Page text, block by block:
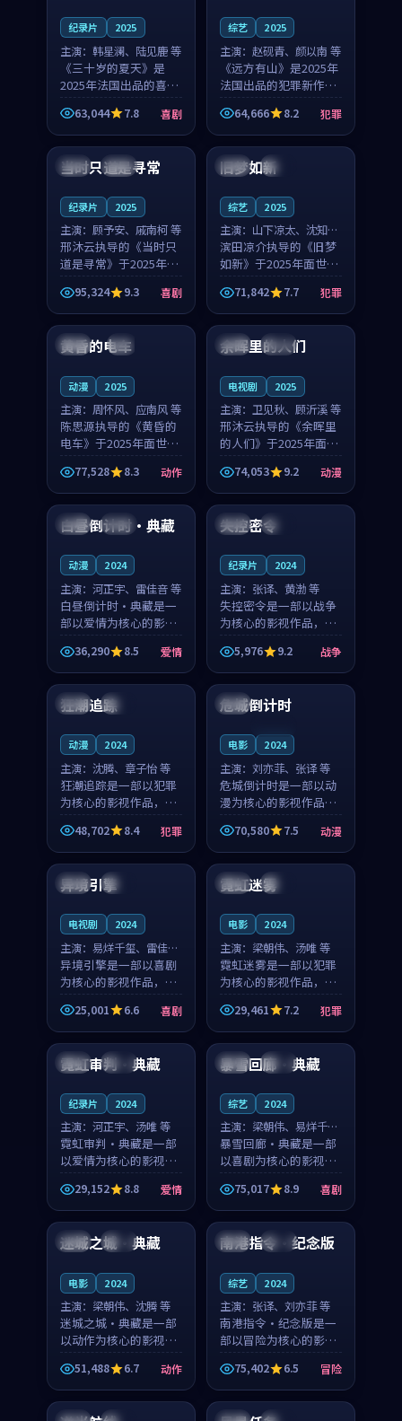
纪录片 2025
主演： 韩星澜、陆见鹿 等
《三十岁的夏天》是
2025年法国出品的喜剧
新作，主创团队希望用
深夜电台的故事让观众
停下来想一想。韩星澜
角色，山田纯一的叙事
63,044 7.8 喜剧
综艺 2025
主演： 赵砚青、颜以南 等
《远方有山》是2025年
法国出品的犯罪新作，
主创团队希望用高校追
梦的故事让观众停下来
想一想。赵砚青领衔，
颜以南担任重要角色，
山田纯一的叙事节奏
64,666 8.2 犯罪
泰国 杜比
当时只道是寻常
纪录片 2025
主演： 顾予安、戚南柯 等
邢沐云执导的《当时只
道是寻常》于2025年面
世，泰国的城市气质与
母女情深的人物心境共
同构筑了影片基调。顾
予安、戚南柯用细腻的
表演撑起整部喜剧电
95,324 9.3 喜剧
中国 高分
旧梦如新
综艺 2025
主演： 山下凉太、沈知韵
等
滨田凉介执导的《旧梦
如新》于2025年面世，
中国台湾的城市气质与
异国相遇的人物心境共
同构筑了影片基调。山
下凉太、沈知韵用细腻
的表演撑起整部犯罪
71,842 7.7 犯罪
日本 4K
黄昏的电车
动漫 2025
主演： 周怀风、应南风 等
陈思源执导的《黄昏的
电车》于2025年面世，
日本的城市气质与渔村
故事的人物心境共同构
筑了影片基调。周怀
风、应南风用细腻的表
演撑起整部动作电影，
77,528 8.3 动作
泰国 完结
余晖里的人们
电视剧 2025
主演： 卫见秋、顾沂溪 等
邢沐云执导的《余晖里
的人们》于2025年面
世，泰国的城市气质与
小镇生活的人物心境共
同构筑了影片基调。卫
见秋、顾沂溪用细腻的
表演撑起整部动漫电
74,053 9.2 动漫
韩国 热播
白昼倒计时·典藏
动漫 2024
主演： 河正宇、雷佳音 等
白昼倒计时·典藏是一
部以爱情为核心的影视
作品，围绕危机、反转
与人物成长展开，整体
节奏紧凑，值得推荐观
看。
36,290 8.5 爱情
中国 独播
失控密令
纪录片 2024
主演： 张译、黄渤 等
失控密令是一部以战争
为核心的影视作品，围
绕危机、反转与人物成
长展开，整体节奏紧
凑，值得推荐观看。
5,976 9.2 战争
泰国 院线
狂潮追踪
动漫 2024
主演： 沈腾、章子怡 等
狂潮追踪是一部以犯罪
为核心的影视作品，围
绕危机、反转与人物成
长展开，整体节奏紧
凑，值得推荐观看。
48,702 8.4 犯罪
韩国
危城倒计时
电影 2024
主演： 刘亦菲、张译 等
危城倒计时是一部以动
漫为核心的影视作品，
围绕危机、反转与人物
成长展开，整体节奏紧
凑，值得推荐观看。
70,580 7.5 动漫
中国 热播
异境引擎
电视剧 2024
主演： 易烊千玺、雷佳音
等
异境引擎是一部以喜剧
为核心的影视作品，围
绕危机、反转与人物成
长展开，整体节奏紧
凑，值得推荐观看。
25,001 6.6 喜剧
泰国 完结
霓虹迷雾
电影 2024
主演： 梁朝伟、汤唯 等
霓虹迷雾是一部以犯罪
为核心的影视作品，围
绕危机、反转与人物成
长展开，整体节奏紧
凑，值得推荐观看。
29,461 7.2 犯罪
美国 热播
霓虹审判·典藏
纪录片 2024
主演： 河正宇、汤唯 等
霓虹审判·典藏是一部
以爱情为核心的影视作
品，围绕危机、反转与
人物成长展开，整体节
奏紧凑，值得推荐观
看。
29,152 8.8 爱情
中国 高分
暴雪回廊·典藏
综艺 2024
主演： 梁朝伟、易烊千玺
等
暴雪回廊·典藏是一部
以喜剧为核心的影视作
品，围绕危机、反转与
人物成长展开，整体节
奏紧凑，值得推荐观
看。
75,017 8.9 喜剧
中国 杜比
迷城之城·典藏
电影 2024
主演： 梁朝伟、沈腾 等
迷城之城·典藏是一部
以动作为核心的影视作
品，围绕危机、反转与
人物成长展开，整体节
奏紧凑，值得推荐观
看。
51,488 6.7 动作
韩国 独播
南港指令·纪念版
综艺 2024
主演： 张译、刘亦菲 等
南港指令·纪念版是一
部以冒险为核心的影视
作品，围绕危机、反转
与人物成长展开，整体
节奏紧凑，值得推荐观
看。
75,402 6.5 冒险